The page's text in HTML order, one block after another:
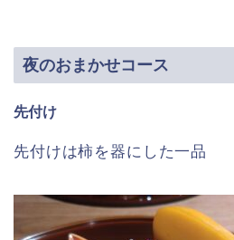
夜のおまかせコース
先付け
先付けは柿を器にした一品